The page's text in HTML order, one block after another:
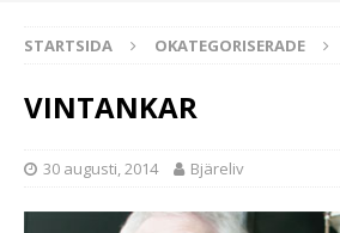
STARTSIDA OKATEGORISERADE
VINTANKAR
30 augusti, 2014 Bjäreliv